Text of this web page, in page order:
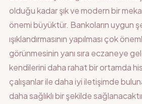
olduğu kadar şık ve modern bir
önemi büyüktür. Bankoların uygun
ışıklandırmasının yapılması çok
görünmesinin yanı sıra eczaneye
kendilerini daha rahat bir ortamda
çalışanlar ile daha iyi iletişimde
daha sağlıklı bir şekilde